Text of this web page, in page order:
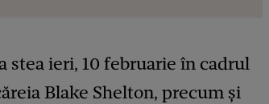
stea ieri, 10 februarie în cadrul
Blake Shelton, precum și